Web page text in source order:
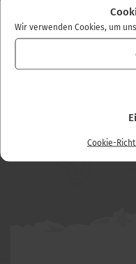
Wir verwenden Cookies, um
Cookie-